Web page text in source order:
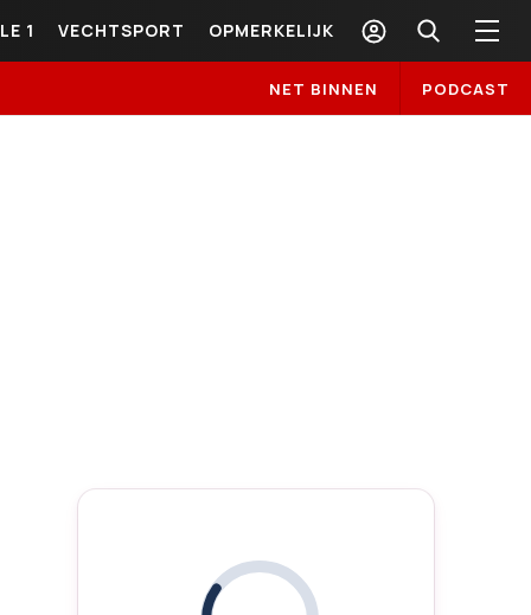
1 VECHTSPORT OPMERKELIJK
NET BINNEN PODCAST